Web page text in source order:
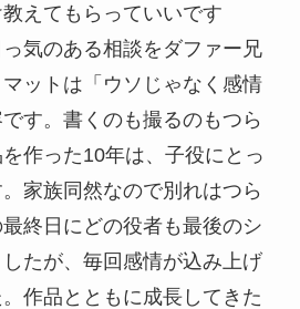
えてもらっていいです
気のある相談をダファー兄
ットは「ウソじゃなく感情
す。書くのも撮るのもつら
作った10年は、子役にとっ
家族同然なので別れはつら
終日にどの役者も最後のシ
たが、毎回感情が込み上げ
作品とともに成長してきた